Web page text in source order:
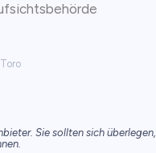
Sie sollten sich überlegen,